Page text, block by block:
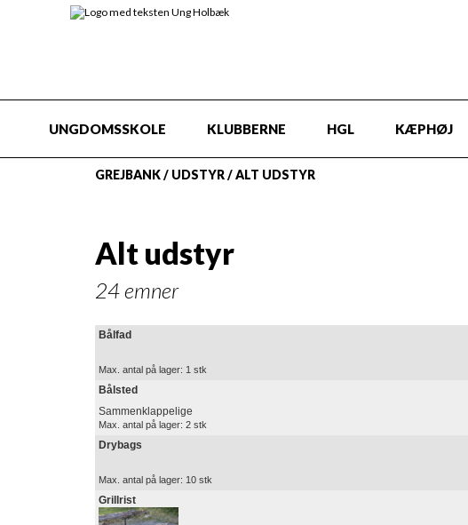
UNGDOMSSKOLE KLUBBERNE HGL KÆPHØJ
GREJBANK/ UDSTYR/ALT UDSTYR
Alt udstyr
24 emner
Bålfad
Max. antal på lager: 1 stk
Bålsted
Sammenklappelige
Max. antal på lager: 2 stk
Drybags
Max. antal på lager: 10 stk
Grillrist